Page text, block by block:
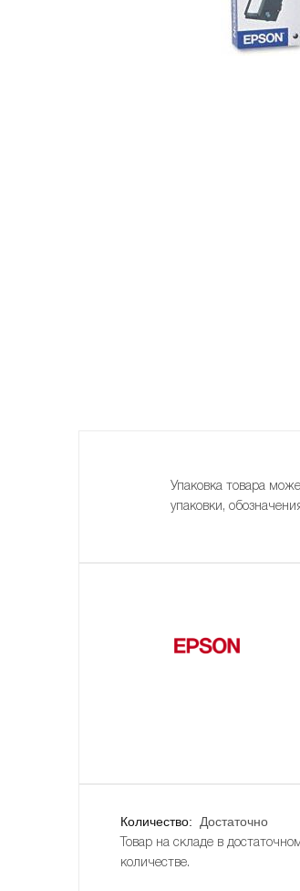
Упаковка товара
упаковки,
Количество: Достаточно
Товар на складе в
количестве.